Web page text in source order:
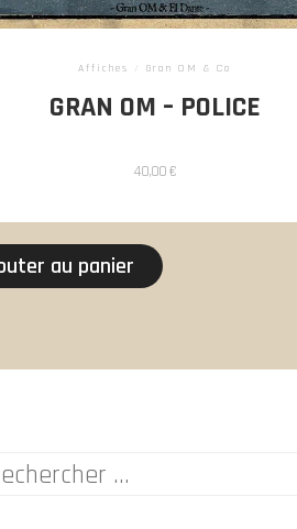
Affiches Gran OM & Co
GRAN OM – POLICE
40,00€
au panier